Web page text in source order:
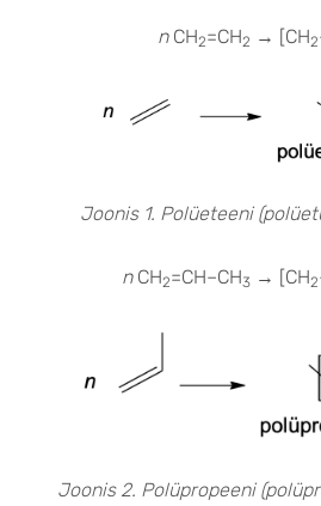
nCH2=CH2 → [CH2
Joonis 1. Polüeteeni
nCH2=CH–CH3 → [CH2
Joonis 2. Polüpropeeni